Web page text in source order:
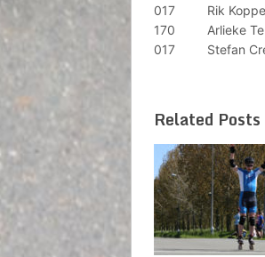
017 Rik
170 Arlieke
017 Stefan
Related Posts